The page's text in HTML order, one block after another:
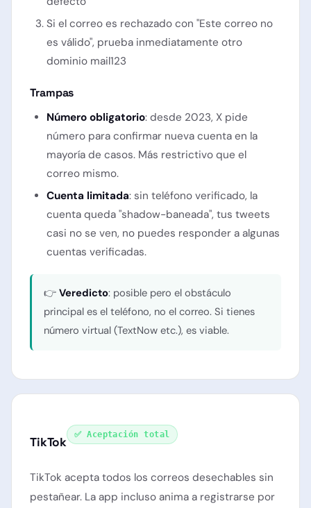
Si el correo es rechazado con "Este correo no
es válido", prueba inmediatamente otro
dominio mail123
Trampas
Número obligatorio: desde 2023, X pide
número para confirmar nueva cuenta en la
mayoría de casos. Más restrictivo que el
correo mismo.
Cuenta limitada: sin teléfono verificado, la
cuenta queda "shadow-baneada", tus tweets
casi no se ven, no puedes responder a algunas
cuentas verificadas.
👉Veredicto: posible pero el obstáculo
principal es el teléfono, no el correo. Si tienes
número virtual (TextNow etc.), es viable.
TikTok
✅ Aceptación total
TikTok acepta todos los correos desechables sin
pestañear. La app incluso anima a registrarse por